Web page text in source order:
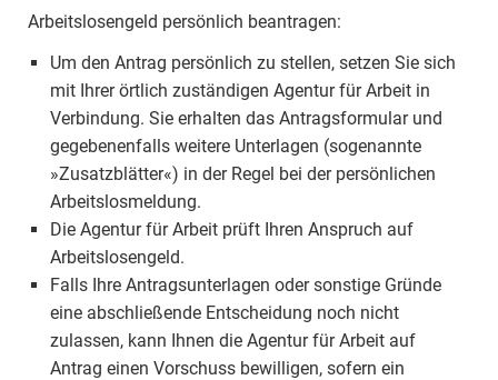
Arbeitslosengeld persönlich beantragen:
Um den Antrag persönlich zu stellen, setzen Sie sich
mit Ihrer örtlich zuständigen Agentur für Arbeit in
Verbindung. Sie erhalten das Antragsformular und
gegebenenfalls weitere Unterlagen (sogenannte
»Zusatzblätter«) in der Regel bei der persönlichen
Arbeitslosmeldung.
Die Agentur für Arbeit prüft Ihren Anspruch auf
Arbeitslosengeld.
Falls Ihre Antragsunterlagen oder sonstige Gründe
eine abschließende Entscheidung noch nicht
zulassen, kann Ihnen die Agentur für Arbeit auf
Antrag einen Vorschuss bewilligen, sofern ein